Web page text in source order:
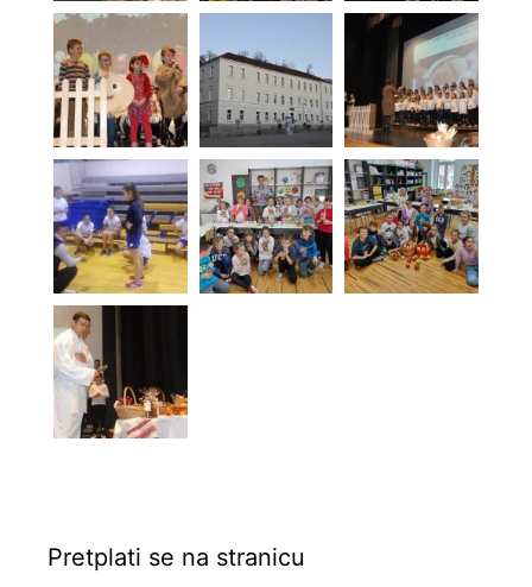
Pretplati se na stranicu